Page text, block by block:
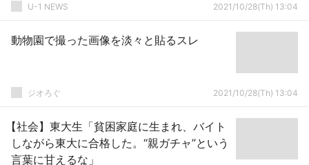
U-1 NEWS 2021/10/28(Th) 13:04
動物園で撮った画像を淡々と貼るスレ
ジオろぐ 2021/10/28(Th) 13:04
【社会】東大生「貧困家庭に生まれ、バイト
しながら東大に合格した。“親ガチャ”という
言葉に甘えるな」